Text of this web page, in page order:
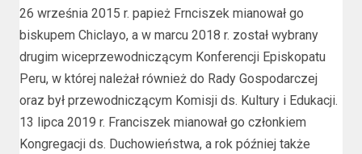
26 września 2015 r. papież Frnciszek mianował go
biskupem Chiclayo, a w marcu 2018 r. został wybrany
drugim wiceprzewodniczącym Konferencji Episkopatu
Peru, w której należał również do Rady Gospodarczej
oraz był przewodniczącym Komisji ds. Kultury i Edukacji.
13 lipca 2019 r. Franciszek mianował go członkiem
Kongregacji ds. Duchowieństwa, a rok później także